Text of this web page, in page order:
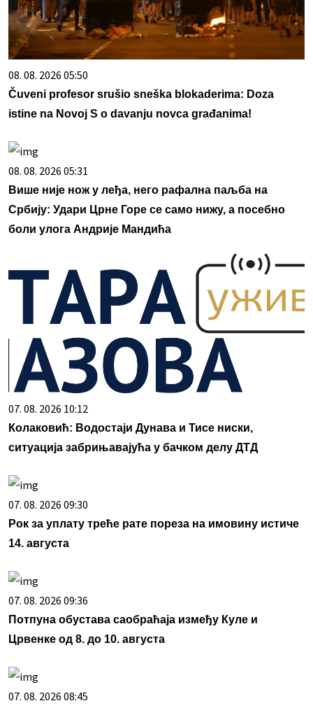
08. 08. 2026 05:50
Čuveni profesor srušio sneška blokaderima: Doza
istine na Novoj S o davanju novca građanima!
08. 08. 2026 05:31
Више није нож у леђа, него рафална паљба на
Србију: Удари Црне Горе се само нижу, а посебно
боли улога Андрије Мандића
07. 08. 2026 10:12
Колаковић: Водостаји Дунава и Тисе ниски,
ситуација забрињавајућа у бачком делу ДТД
07. 08. 2026 09:30
Рок за уплату треће рате пореза на имовину истиче
14. августа
07. 08. 2026 09:36
Потпуна обустава саобраћаја између Куле и
Црвенке од 8. до 10. августа
07. 08. 2026 08:45